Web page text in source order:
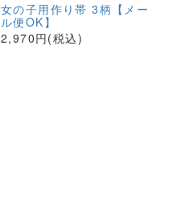
女の子用作り帯 3柄【メー
ル便OK】
2,970円(税込)